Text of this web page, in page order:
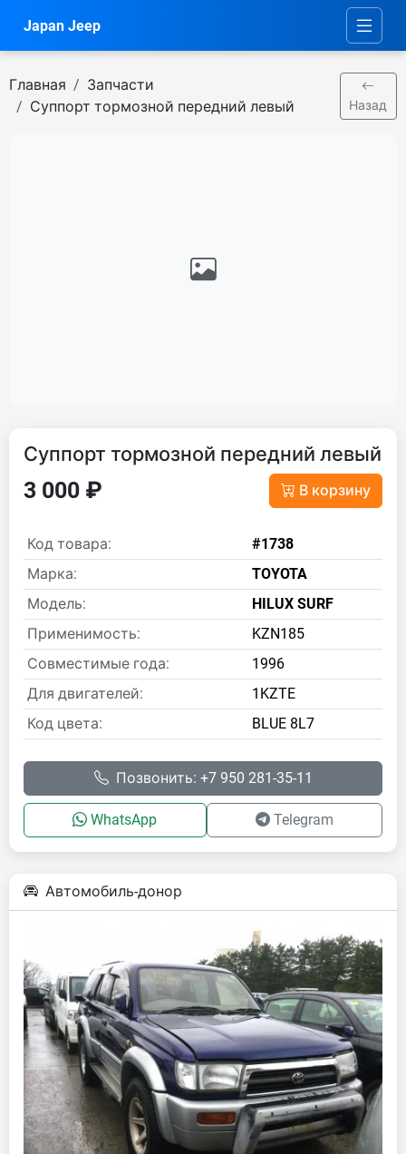
Japan Jeep
Главная
Запчасти
Суппорт тормозной передний левый
Назад
Суппорт тормозной передний левый
3 000 ₽ В корзину
Код товара:
#1738
Марка:
TOYOTA
Модель:
HILUX SURF
Применимость:
KZN185
Совместимые года:
1996
Для двигателей:
1KZTE
Код цвета:
BLUE 8L7
Позвонить: +7 950 281-35-11
WhatsApp Telegram
Автомобиль-донор